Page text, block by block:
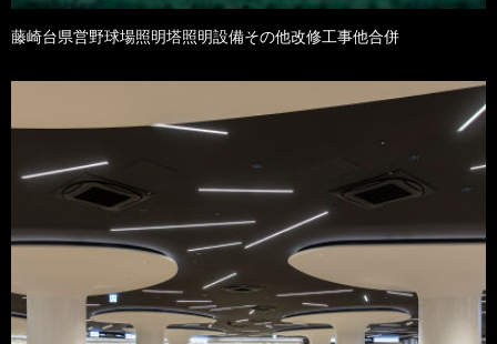
藤崎台県営野球場照明塔照明設備その他改修工事他合併